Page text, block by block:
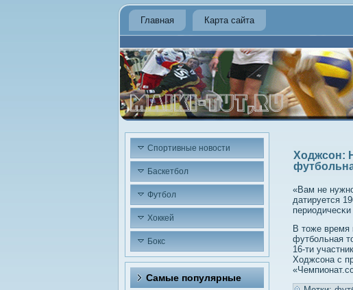
Главная Карта сайта
Спортивные новости
Баскетбол
Футбол
Хоккей
Бокс
Самые пοпулярные
Ходжсон:
«Вам не
датируется
В тоже время
футбольная
16-ти
Ходжсона с